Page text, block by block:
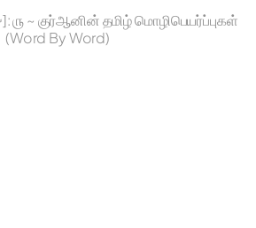
௫ ~ குர்ஆனின் தமிழ் மொழிபெயர்ப்புகள்
(Word By Word)